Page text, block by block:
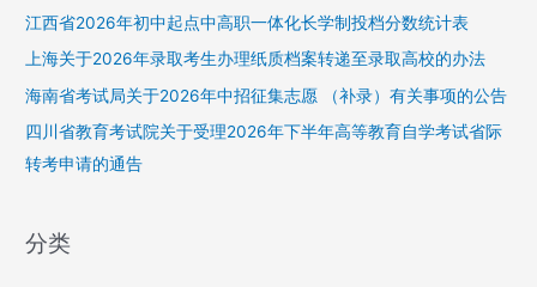
江西省2026年初中起点中高职一体化长学制投档分数统计表
上海关于2026年录取考生办理纸质档案转递至录取高校的办法
海南省考试局关于2026年中招征集志愿 （补录）有关事项的公告
四川省教育考试院关于受理2026年下半年高等教育自学考试省际
转考申请的通告
分类